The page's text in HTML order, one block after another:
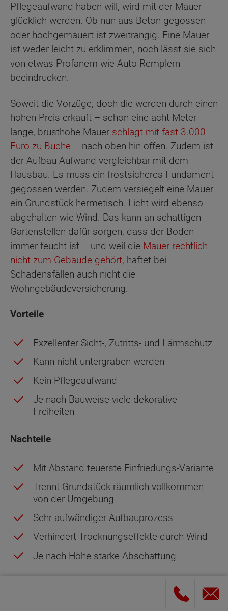
Pflegeaufwand haben will, wird mit der Mauer
glücklich werden. Ob nun aus Beton gegossen
oder hochgemauert ist zweitrangig. Eine Mauer
ist weder leicht zu erklimmen, noch lässt sie sich
von etwas Profanem wie Auto-Remplern
beeindrucken.
Soweit die Vorzüge, doch die werden durch einen
hohen Preis erkauft – schon eine acht Meter
lange, brusthohe Mauer schlägt mit fast 3.000
Euro zu Buche – nach oben hin offen. Zudem ist
der Aufbau-Aufwand vergleichbar mit dem
Hausbau. Es muss ein frostsicheres Fundament
gegossen werden. Zudem versiegelt eine Mauer
ein Grundstück hermetisch. Licht wird ebenso
abgehalten wie Wind. Das kann an schattigen
Gartenstellen dafür sorgen, dass der Boden
immer feucht ist – und weil die Mauer rechtlich
nicht zum Gebäude gehört, haftet bei
Schadensfällen auch nicht die
Wohngebäudeversicherung.
Vorteile
Exzellenter Sicht-, Zutritts- und Lärmschutz
Kann nicht untergraben werden
Kein Pflegeaufwand
Je nach Bauweise viele dekorative
Freiheiten
Nachteile
Mit Abstand teuerste Einfriedungs-Variante
Trennt Grundstück räumlich vollkommen
von der Umgebung
Sehr aufwändiger Aufbauprozess
Verhindert Trocknungseffekte durch Wind
Je nach Höhe starke Abschattung